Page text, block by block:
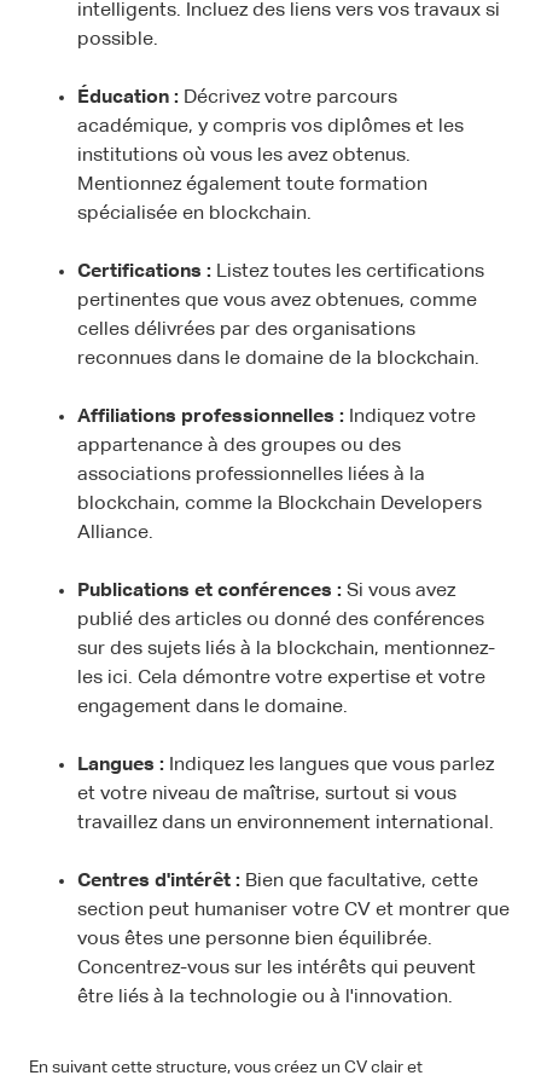
intelligents. Incluez des liens vers vos travaux si
possible.
Éducation : Décrivez votre parcours
académique, y compris vos diplômes et les
institutions où vous les avez obtenus.
Mentionnez également toute formation
spécialisée en blockchain.
Certifications : Listez toutes les certifications
pertinentes que vous avez obtenues, comme
celles délivrées par des organisations
reconnues dans le domaine de la blockchain.
Affiliations professionnelles : Indiquez votre
appartenance à des groupes ou des
associations professionnelles liées à la
blockchain, comme la Blockchain Developers
Alliance.
Publications et conférences : Si vous avez
publié des articles ou donné des conférences
sur des sujets liés à la blockchain, mentionnez-
les ici. Cela démontre votre expertise et votre
engagement dans le domaine.
Langues : Indiquez les langues que vous parlez
et votre niveau de maîtrise, surtout si vous
travaillez dans un environnement international.
Centres d'intérêt : Bien que facultative, cette
section peut humaniser votre CV et montrer que
vous êtes une personne bien équilibrée.
Concentrez-vous sur les intérêts qui peuvent
être liés à la technologie ou à l'innovation.
En suivant cette structure, vous créez un CV clair et